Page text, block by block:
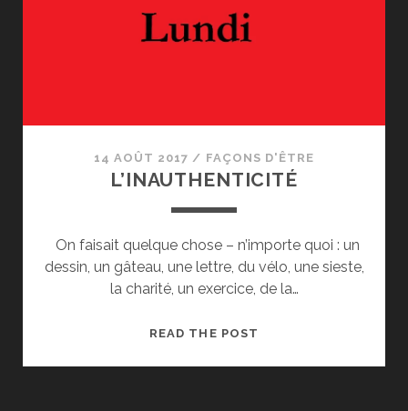
14 AOÛT 2017 / FAÇONS D'ÊTRE
L’INAUTHENTICITÉ
On faisait quelque chose – n’importe quoi : un
dessin, un gâteau, une lettre, du vélo, une sieste,
la charité, un exercice, de la…
READ THE POST